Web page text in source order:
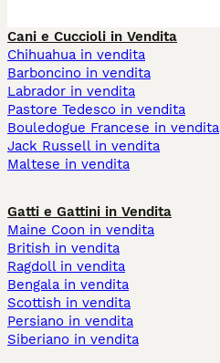
Cani e Cuccioli in Vendita
Chihuahua in vendita
Barboncino in vendita
Labrador in vendita
Pastore Tedesco in vendita
Bouledogue Francese in vendita
Jack Russell in vendita
Maltese in vendita
Gatti e Gattini in Vendita
Maine Coon in vendita
British in vendita
Ragdoll in vendita
Bengala in vendita
Scottish in vendita
Persiano in vendita
Siberiano in vendita